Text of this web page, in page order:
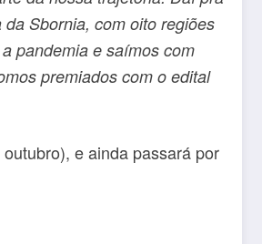
Sbornia, com oito regiões
pandemia e saímos com
premiados com o edital
e ainda passará por